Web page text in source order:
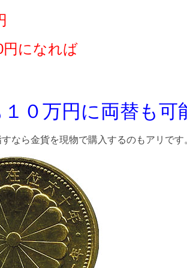
円になれば
０万円に両替も可
なら金貨を現物で購入するのもアリです